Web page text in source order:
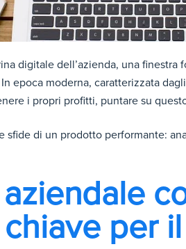
digitale dell’azienda, una finestra
epoca moderna, caratterizzata
i propri profitti, puntare su
sfide di un prodotto performante:
per